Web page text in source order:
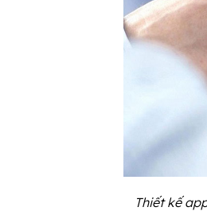
Thiết kế